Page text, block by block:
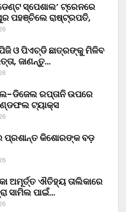
ସ୍ପେଶାଲ’ ଟ୍ରେନରେ
ପହଞ୍ଚିଲେ ରାଷ୍ଟ୍ରପତି,
ଓ ପିଏଚ୍‌ଡି ଛାତ୍ରଙ୍କୁ ମିଳିବ
ଜାଣନ୍ତୁ…
ଡିଜେଲ ରପ୍ତାନି ଉପରେ
ଟ୍ୟାକ୍ସ
ପ୍ରଶାନ୍ତ କିଶୋରଙ୍କ ବଡ଼
ଅମୂର୍ତ୍ତ ଐତିହ୍ୟ ତାଲିକାରେ
ସାମିଲ ପାଇଁ…